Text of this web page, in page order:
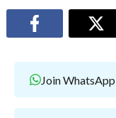
Join WhatsApp